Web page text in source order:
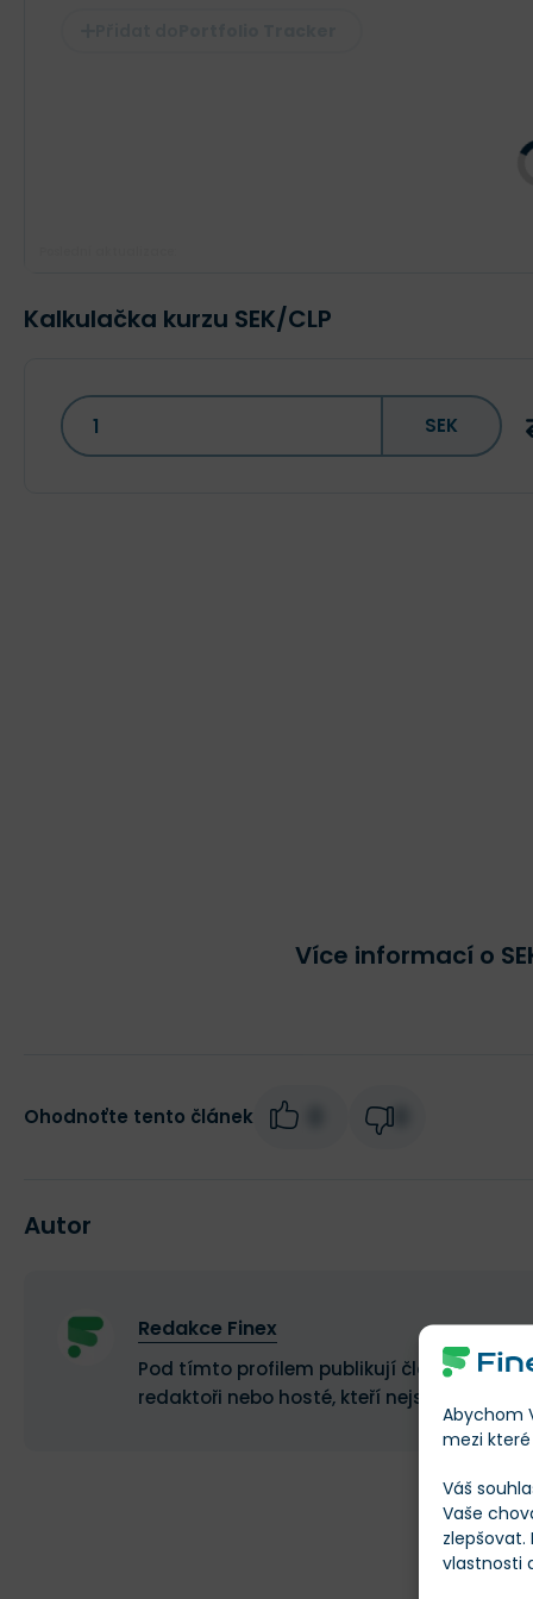
Abychom
mezi
Váš
Vaše
vlastnosti
Kalkulačka kurzu SEK/CLP
SEK
Více informací o
Ohodnoťte tento článek
Autor
Redakce Finex
Pod tímto profilem publikují články a
redaktoři nebo hosté, kteří nejsou stálými